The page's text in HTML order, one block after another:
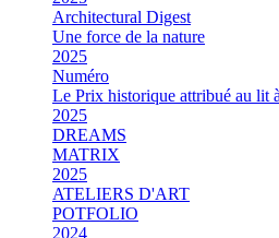
Architectural Digest
Une force de la nature
2025
Numéro
Le Prix historique attribué au lit
2025
DREAMS
MATRIX
2025
ATELIERS D'ART
POTFOLIO
2024